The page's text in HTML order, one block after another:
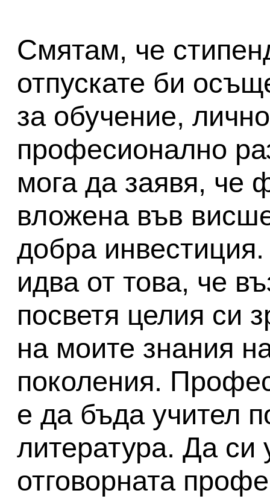
Смятам, че
отпускате би
за обучение,
професионално
мога да заявя, че
вложена във
добра
идва от това, че
посветя целия си
на моите знания
поколения.
е да бъда учител
литература. Да си
отговорната